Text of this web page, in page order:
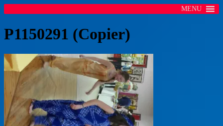
MENU
P1150291 (Copier)